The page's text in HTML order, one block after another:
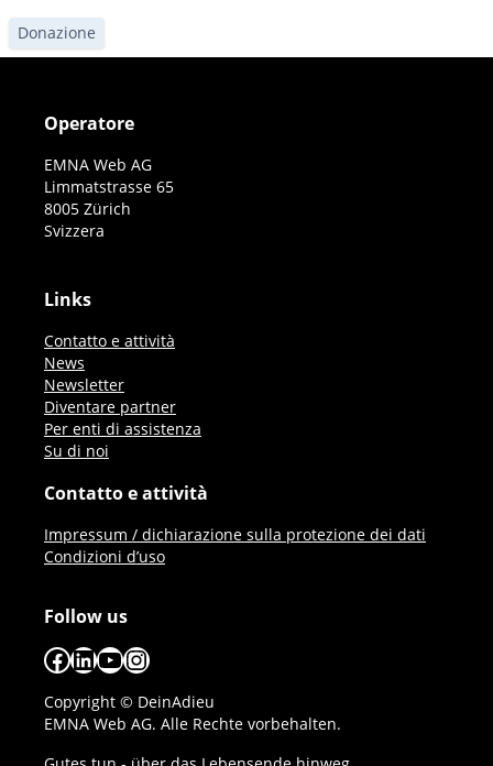
sul diritto all’assistenza sociale o alle PC? E, in caso
affermativo, in cosa consistono concretamente tali
Donazione
Operatore
EMNA Web AG
Limmatstrasse 65
8005 Zürich
Svizzera
Links
Contatto e attività
News
Newsletter
Diventare partner
Per enti di assistenza
Su di noi
Contatto e attività
Impressum / dichiarazione sulla protezione dei dati
Condizioni d’uso
Follow us
Facebook
LinkedIn
YouTube
Instagram
Copyright © DeinAdieu
EMNA Web AG. Alle Rechte vorbehalten.